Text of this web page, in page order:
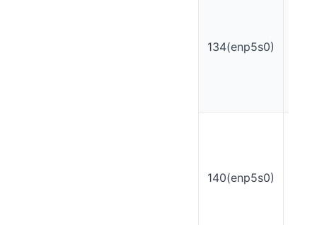
134(enp5s0)
140(enp5s0)